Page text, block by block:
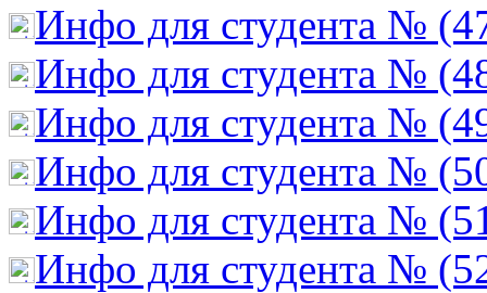
Инфо для студента №
Инфо для студента №
Инфо для студента №
Инфо для студента №
Инфо для студента №
Инфо для студента №